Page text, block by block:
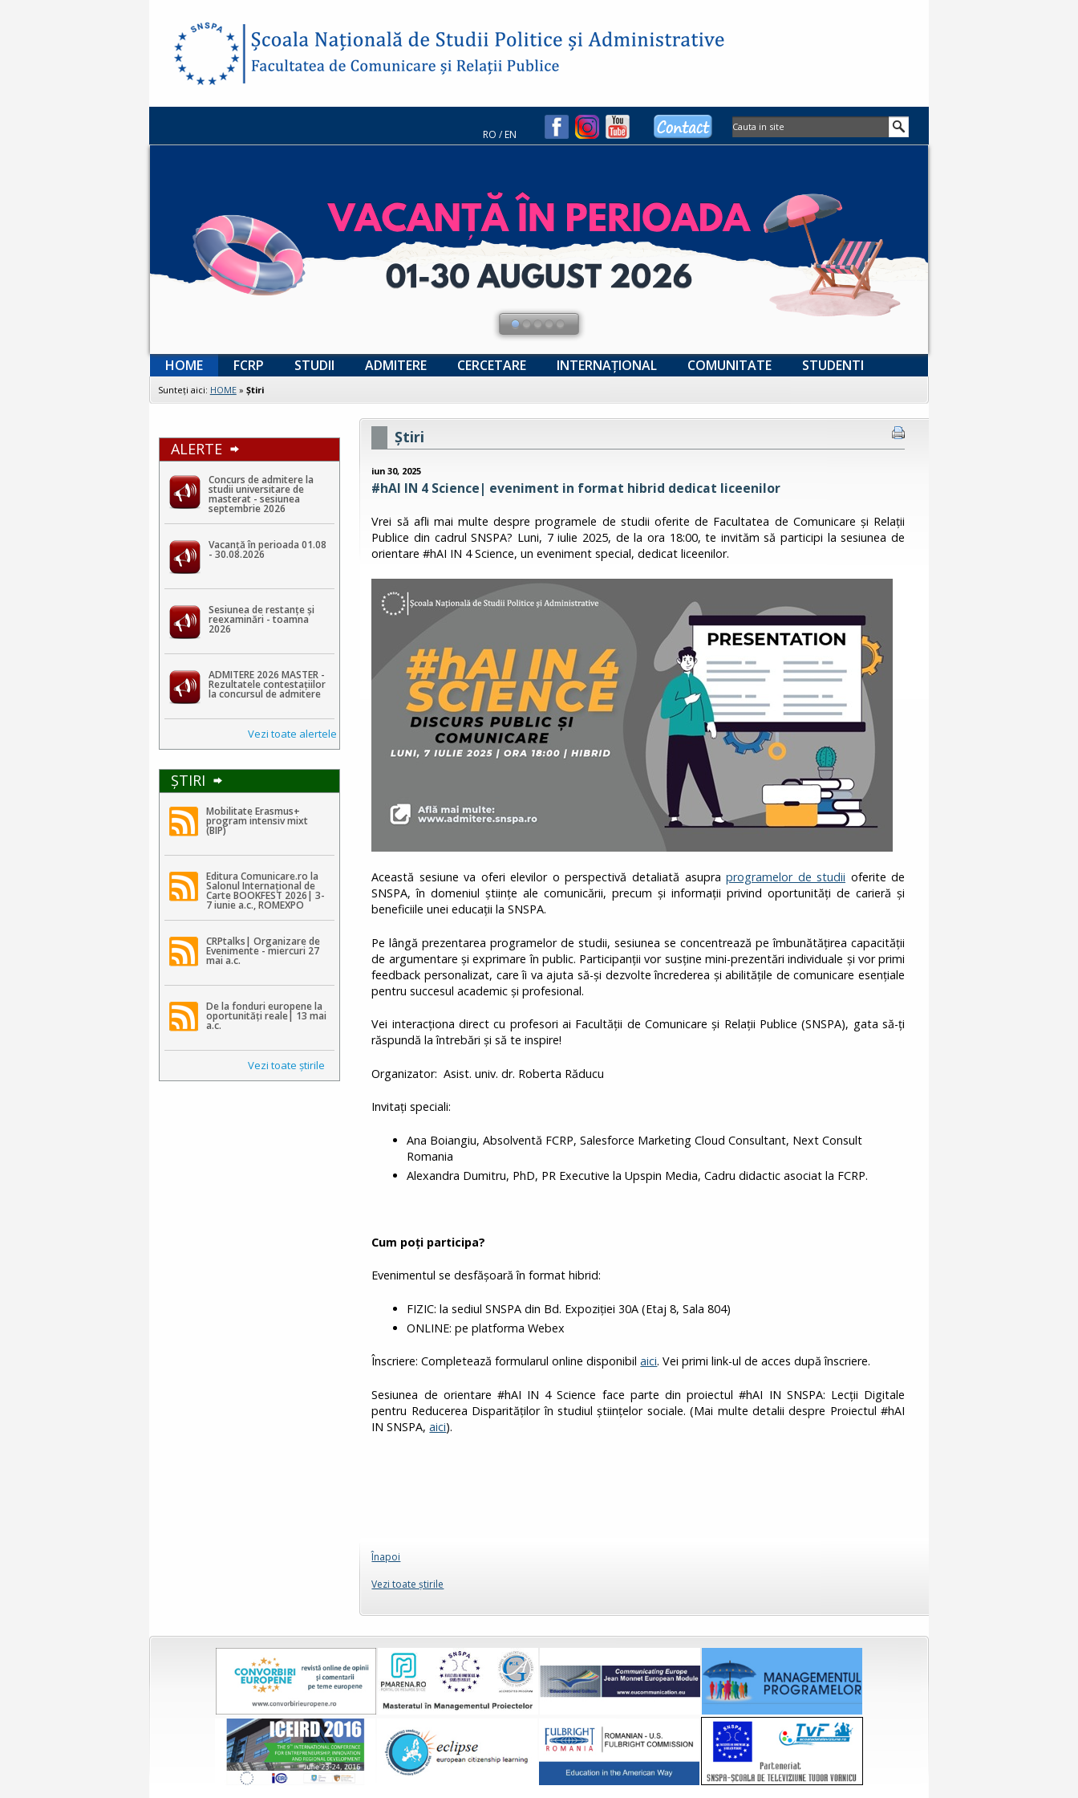
RO /EN
HOME FCRP STUDII ADMITERE CERCETARE INTERNAȚIONAL COMUNITATE STUDENTI
Sunteţi aici: HOME» Ştiri
ALERTE
Concurs de admitere la
studii universitare de
masterat - sesiunea
septembrie 2026
Vacanță în perioada 01.08
- 30.08.2026
Sesiunea de restanțe și
reexaminări - toamna
2026
ADMITERE 2026 MASTER -
Rezultatele contestaţiilor
la concursul de admitere
Vezi toate alertele
ŞTIRI
Mobilitate Erasmus+
program intensiv mixt
(BIP)
Editura Comunicare.ro la
Salonul Internațional de
Carte BOOKFEST 2026| 3-
7 iunie a.c., ROMEXPO
CRPtalks| Organizare de
Evenimente - miercuri 27
mai a.c.
De la fonduri europene la
oportunități reale| 13 mai
a.c.
Vezi toate ştirile
Ştiri
iun 30, 2025
#hAI IN 4 Science| eveniment in format hibrid dedicat liceenilor
Vrei să afli mai multe despre programele de studii oferite de Facultatea de Comunicare și Relații
Publice din cadrul SNSPA? Luni, 7 iulie 2025, de la ora 18:00, te invităm să participi la sesiunea de
orientare #hAI IN 4 Science, un eveniment special, dedicat liceenilor.
Această sesiune va oferi elevilor o perspectivă detaliată asupraprogramelor de studii oferite de
SNSPA, în domeniul științe ale comunicării, precum și informații privind oportunități de carieră și
beneficiile unei educații la SNSPA.
Pe lângă prezentarea programelor de studii, sesiunea se concentrează pe îmbunătățirea capacității
de argumentare și exprimare în public. Participanții vor susține mini-prezentări individuale și vor primi
feedback personalizat, care îi va ajuta să-și dezvolte încrederea și abilitățile de comunicare esențiale
pentru succesul academic și profesional.
Vei interacționa direct cu profesori ai Facultății de Comunicare și Relații Publice (SNSPA), gata să-ți
răspundă la întrebări și să te inspire!
Organizator: Asist. univ. dr. Roberta Răducu
Invitați speciali:
Ana Boiangiu, Absolventă FCRP, Salesforce Marketing Cloud Consultant, Next Consult
Romania
Alexandra Dumitru, PhD, PR Executive la Upspin Media, Cadru didactic asociat la FCRP.
Cum poți participa?
Evenimentul se desfășoară în format hibrid:
FIZIC: la sediul SNSPA din Bd. Expoziției 30A (Etaj 8, Sala 804)
ONLINE: pe platforma Webex
Înscriere: Completează formularul online disponibilaici. Vei primi link-ul de acces după înscriere.
Sesiunea de orientare #hAI IN 4 Science face parte din proiectul #hAI IN SNSPA: Lecții Digitale
pentru Reducerea Disparităților în studiul științelor sociale. (Mai multe detalii despre Proiectul #hAI
IN SNSPA,aici).
Înapoi
Vezi toate ştirile